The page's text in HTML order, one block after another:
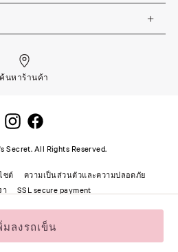
มลงรถเข็น
ค้นหาร้านค้า
Secret. All Rights Reserved.
ซต์
ความเป็นส่วนตัวและความปลอดภัย
า
SSL secure payment